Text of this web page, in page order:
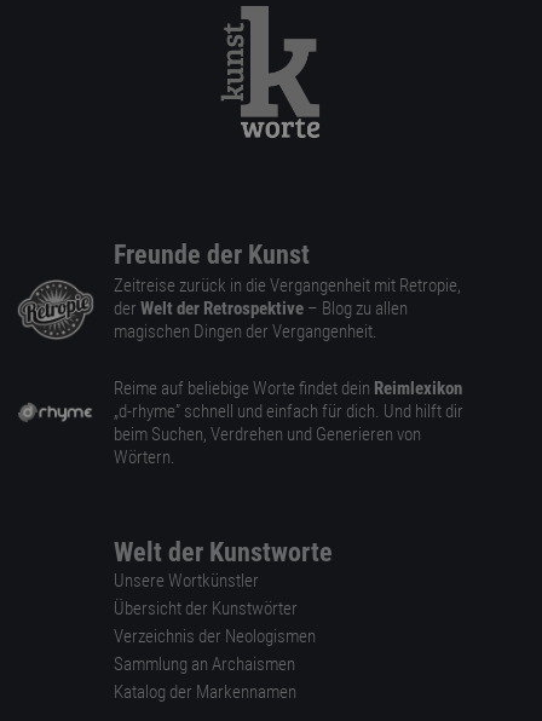
Freunde der Kunst
Zeitreise zurück in die Vergangenheit mit Retropie,
der Welt der Retrospektive – Blog zu allen
magischen Dingen der Vergangenheit.
Reime auf beliebige Worte findet dein Reimlexikon
„d-rhyme” schnell und einfach für dich. Und hilft dir
beim Suchen, Verdrehen und Generieren von
Wörtern.
Welt der Kunstworte
Unsere Wortkünstler
Übersicht der Kunstwörter
Verzeichnis der Neologismen
Sammlung an Archaismen
Katalog der Markennamen